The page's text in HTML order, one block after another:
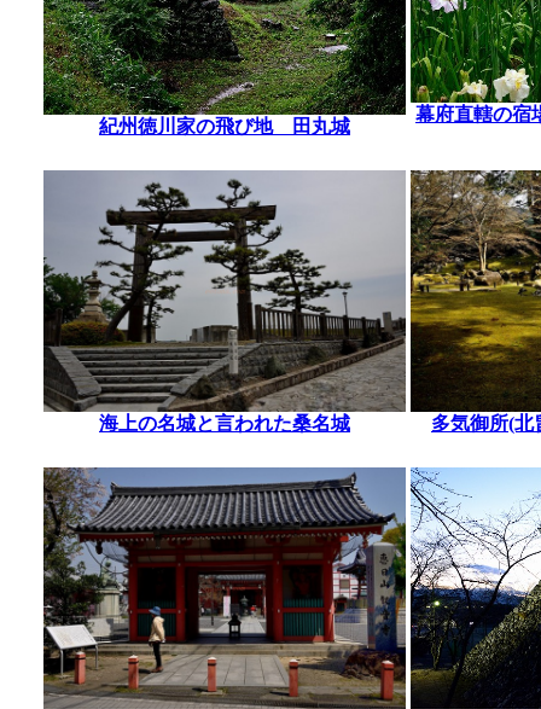
紀州徳川家の飛び地 田丸城
幕府直轄の宿
海上の名城と言われた桑名城 多気御所(